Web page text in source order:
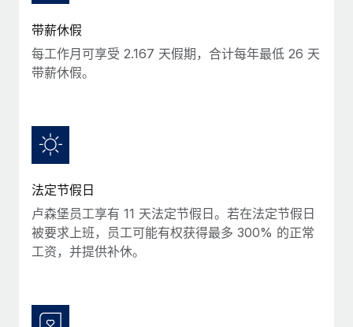
获得全球人力资源与合规方面的专家帮助
背景调查
简化候选人筛选流程
设备管理
实体设立
快速建立合规实体
人员调配与搬迁
福利
获得支持
查看全部资源
Why owned entities are key to maintaining
EOR compliance
As the global workforce continues to expand in response
to the demands of today’s labor market, the...
了解更多
actually looks like
带薪休假
每工作月可享受 2.167 天假期，合计每年最低 26 天
带薪休假。
法定节假日
卢森堡员工享有 11 天法定节假日。若在法定节假日
被要求上班，员工可能有权获得最多 300% 的正常
工资，并提供补休。